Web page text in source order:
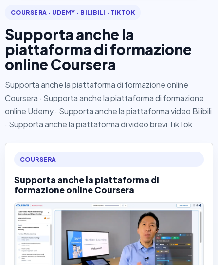
COURSERA · UDEMY · BILIBILI · TIKTOK
Supporta anche la
piattaforma di formazione
online Coursera
Supporta anche la piattaforma di formazione online
Coursera · Supporta anche la piattaforma di formazione
online Udemy · Supporta anche la piattaforma video Bilibili
· Supporta anche la piattaforma di video brevi TikTok
COURSERA
Supporta anche la piattaforma di
formazione online Coursera